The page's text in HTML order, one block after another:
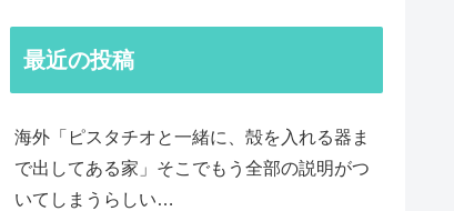
最近の投稿
海外「ピスタチオと一緒に、殻を入れる器ま
で出してある家」そこでもう全部の説明がつ
いてしまうらしい…